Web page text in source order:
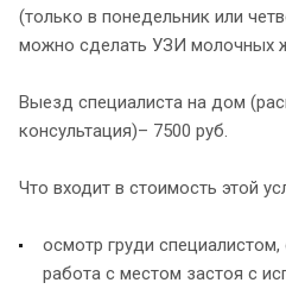
(только в понедельник или
можно сделать УЗИ молочных
Выезд специалиста на дом
консультация)– 7500 руб.
Что входит в стоимость этой
осмотр груди
работа с местом застоя с